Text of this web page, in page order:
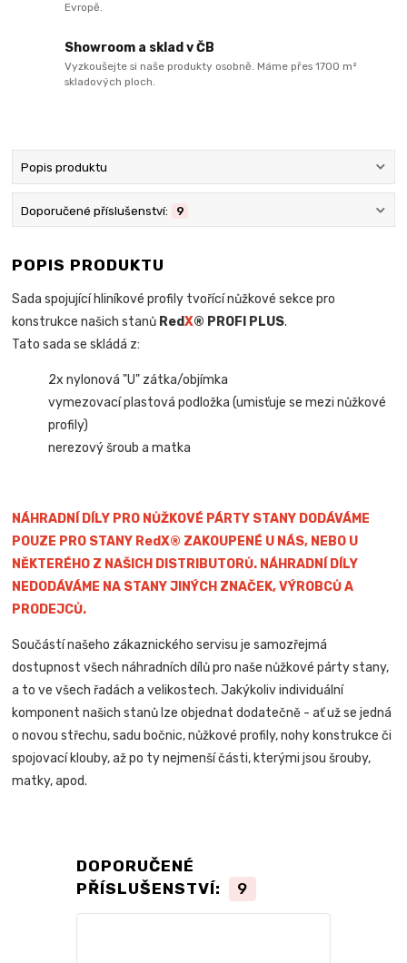
Evropě.
Showroom a sklad v ČB
Vyzkoušejte si naše produkty osobně. Máme přes 1700 m²
skladových ploch.
Popis produktu
Doporučené příslušenství: 9
POPIS PRODUKTU
Sada spojující hliníkové profily tvořící nůžkové sekce pro
konstrukce našich stanů RedX® PROFI PLUS.
Tato sada se skládá z:
2x nylonová "U" zátka/objímka
vymezovací plastová podložka (umisťuje se mezi nůžkové
profily)
nerezový šroub a matka
NÁHRADNÍ DÍLY PRO NŮŽKOVÉ PÁRTY STANY DODÁVÁME
POUZE PRO STANY RedX® ZAKOUPENÉ U NÁS, NEBO U
NĚKTERÉHO Z NAŠICH DISTRIBUTORŮ. NÁHRADNÍ DÍLY
NEDODÁVÁME NA STANY JINÝCH ZNAČEK, VÝROBCŮ A
PRODEJCŮ.
Součástí našeho zákaznického servisu je samozřejmá
dostupnost všech náhradních dílů pro naše nůžkové párty stany,
a to ve všech řadách a velikostech. Jakýkoliv individuální
komponent našich stanů lze objednat dodatečně - ať už se jedná
o novou střechu, sadu bočnic, nůžkové profily, nohy konstrukce či
spojovací klouby, až po ty nejmenší části, kterými jsou šrouby,
matky, apod.
DOPORUČENÉ
PŘÍSLUŠENSTVÍ:
9